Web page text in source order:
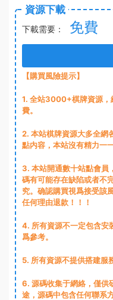
資源下載
下載需要： 免費
【購買風險提示】
1. 全站3000+棋牌資源，
費。
2. 本站棋牌資源大多全網
點内容，本站沒有精力一
3. 本站開通數十站點會員
碼有可能存在缺陷或者不
究。确認購買視爲接受該
任何理由退款！！！
4. 所有資源不一定包含安
爲參考。
5. 所有資源不提供搭建服
6. 源碼收集于網絡，僅供
途，源碼中包含任何聯系